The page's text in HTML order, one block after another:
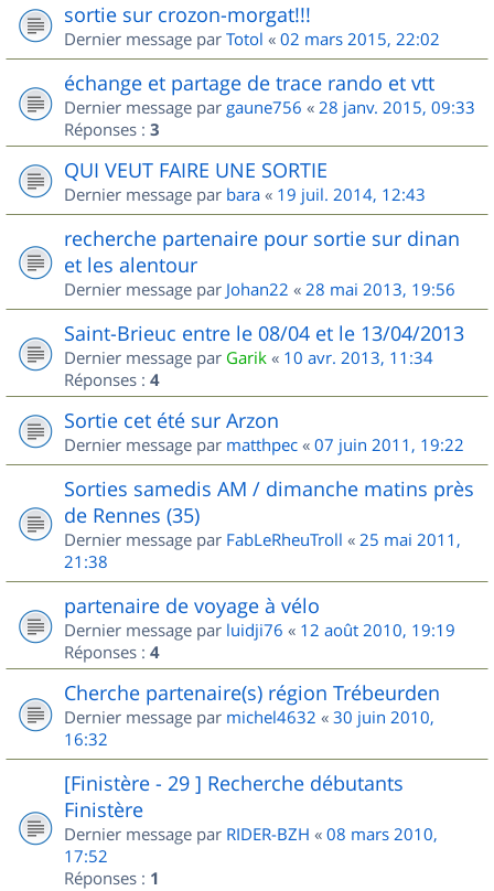
sortie sur crozon-morgat!!!
Dernier message par Totol « 02 mars 2015, 22:02
échange et partage de trace rando et vtt
Dernier message par gaune756 « 28 janv. 2015, 09:33
Réponses : 3
QUI VEUT FAIRE UNE SORTIE
Dernier message par bara « 19 juil. 2014, 12:43
recherche partenaire pour sortie sur dinan
et les alentour
Dernier message par Johan22 « 28 mai 2013, 19:56
Saint-Brieuc entre le 08/04 et le 13/04/2013
Dernier message par Garik « 10 avr. 2013, 11:34
Réponses : 4
Sortie cet été sur Arzon
Dernier message par matthpec « 07 juin 2011, 19:22
Sorties samedis AM / dimanche matins près
de Rennes (35)
Dernier message par FabLeRheuTroll « 25 mai 2011,
21:38
partenaire de voyage à vélo
Dernier message par luidji76 « 12 août 2010, 19:19
Réponses : 4
Cherche partenaire(s) région Trébeurden
Dernier message par michel4632 « 30 juin 2010,
16:32
[Finistère - 29 ] Recherche débutants
Finistère
Dernier message par RIDER-BZH « 08 mars 2010,
17:52
Réponses : 1